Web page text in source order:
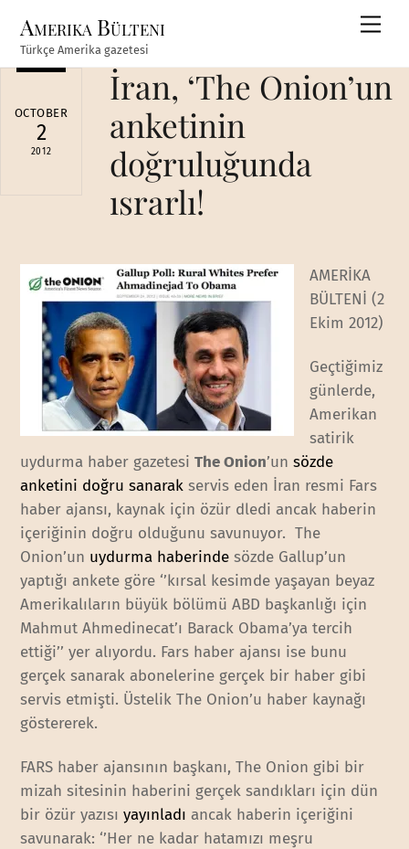
content
Amerika Bülteni
Türkçe Amerika gazetesi
OCTOBER
2
2012
İran, ‘The Onion’un
anketinin
doğruluğunda
ısrarlı!
AMERİKA
BÜLTENİ (2
Ekim 2012)
Geçtiğimiz
günlerde,
Amerikan
satirik
uydurma haber gazetesiThe Onion’unsözde
anketini doğru sanarak servis eden İran resmi Fars
haber ajansı, kaynak için özür dledi ancak haberin
içeriğinin doğru olduğunu savunuyor. The
Onion’un uydurma haberinde sözde Gallup’un
yaptığı ankete göre ‘’kırsal kesimde yaşayan beyaz
Amerikalıların büyük bölümü ABD başkanlığı için
Mahmut Ahmedinecat’ı Barack Obama’ya tercih
ettiği’’ yer alıyordu. Fars haber ajansı ise bunu
gerçek sanarak abonelerine gerçek bir haber gibi
servis etmişti. Üstelik The Onion’u haber kaynağı
göstererek.
FARS haber ajansının başkanı, The Onion gibi bir
mizah sitesinin haberini gerçek sandıkları için dün
bir özür yazısı yayınladı ancak haberin içeriğini
savunarak: ‘’Her ne kadar hatamızı meşru